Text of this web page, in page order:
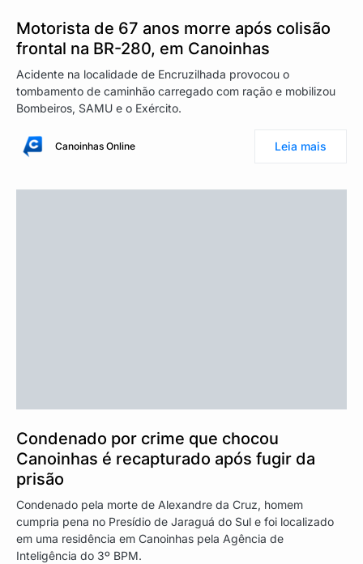
Motorista de 67 anos morre após colisão
frontal na BR-280, em Canoinhas
Acidente na localidade de Encruzilhada provocou o
tombamento de caminhão carregado com ração e mobilizou
Bombeiros, SAMU e o Exército.
Canoinhas Online Leia mais
Condenado por crime que chocou
Canoinhas é recapturado após fugir da
prisão
Condenado pela morte de Alexandre da Cruz, homem
cumpria pena no Presídio de Jaraguá do Sul e foi localizado
em uma residência em Canoinhas pela Agência de
Inteligência do 3º BPM.